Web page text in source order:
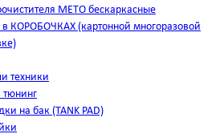
METO бескаркасные
КОРОБОЧКАХ (картонной многоразовой
техники
тюнинг
на бак (TANK PAD)